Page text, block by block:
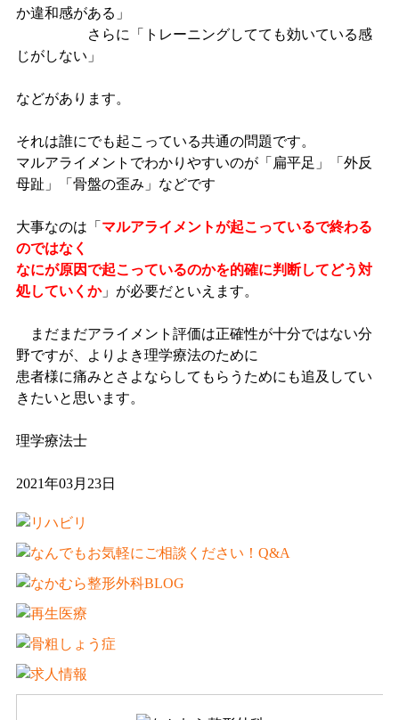
か違和感がある」
さらに「トレーニングしてても効いている感
じがしない」
などがあります。
それは誰にでも起こっている共通の問題です。
マルアライメントでわかりやすいのが「扁平足」「外反
母趾」「骨盤の歪み」などです
大事なのは「 マルアライメントが起こっているで終わる
のではなく
なにが原因で起こっているのかを的確に判断してどう対
処していくか」が必要だといえます。
まだまだアライメント評価は正確性が十分ではない分
野ですが、よりよき理学療法のために
患者様に痛みとさよならしてもらうためにも追及してい
きたいと思います。
理学療法士
2021年03月23日